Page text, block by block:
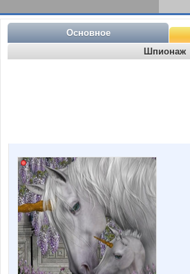
Основное
Шпионаж